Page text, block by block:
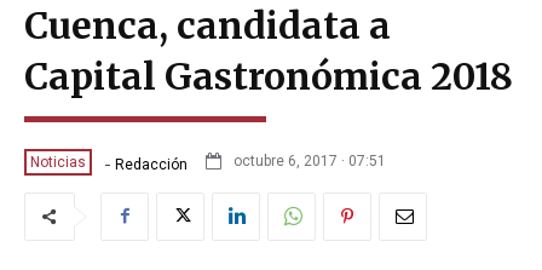
Cuenca, candidata a
Capital Gastronómica 2018
Noticias - Redacción octubre 6, 2017 · 07:51